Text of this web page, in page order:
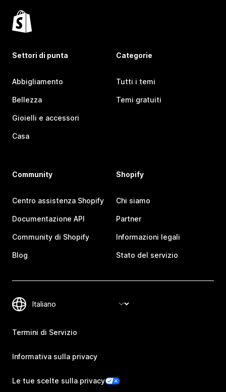
Settori di punta
Abbigliamento
Bellezza
Gioielli e accessori
Casa
Categorie
Tutti i temi
Temi gratuiti
Community
Centro assistenza Shopify
Documentazione API
Community di Shopify
Blog
Shopify
Chi siamo
Partner
Informazioni legali
Stato del servizio
Termini di Servizio
Informativa sulla privacy
Le tue scelte sulla privacy